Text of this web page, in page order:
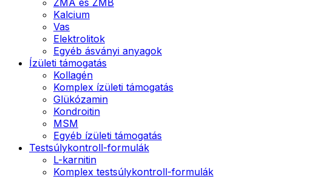
Kalcium
Vas
Elektrolitok
Egyéb ásványi anyagok
Ízületi támogatás
Kollagén
Komplex ízületi támogatás
Glükózamin
Kondroitin
MSM
Egyéb ízületi támogatás
Testsúlykontroll-formulák
L-karnitin
Komplex testsúlykontroll-formulák